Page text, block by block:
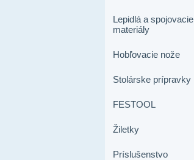
Lepidlá a spojovacie
materiály
Hobľovacie nože
Stolárske prípravky
FESTOOL
Žiletky
Príslušenstvo